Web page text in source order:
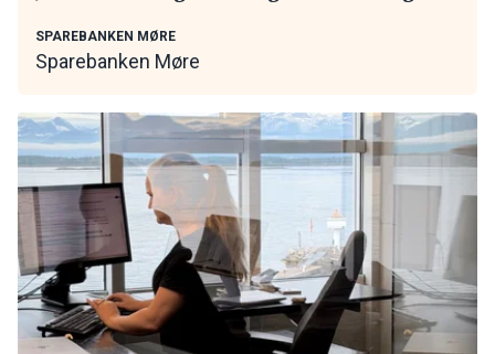
SPAREBANKEN MØRE
Sparebanken Møre